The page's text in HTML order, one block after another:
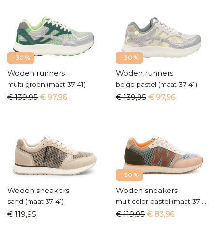
- 30 %
Woden runners
multi groen (maat 37-41)
€ 139,95 € 97,96
- 30 %
Woden runners
beige pastel (maat 37-41)
€ 139,95 € 97,96
Woden sneakers
sand (maat 37-41)
€ 119,95
- 30 %
Woden sneakers
€ 119,95 € 83,96